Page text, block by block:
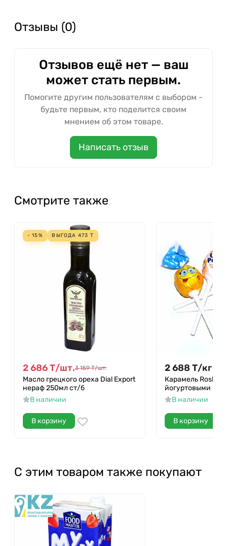
Отзывы (0)
Отзывов ещё нет — ваш
может стать первым.
Помогите другим пользователям с выбором -
будьте первым, кто поделится своим
мнением об этом товаре.
Написать отзыв
Смотрите также
- 15% ВЫГОДА 473 Т
2 686Т/шт.3 159 Т/шт.
Масло грецкого ореха Dial Export
нераф 250мл ст/б
В наличии
В корзину
2 688 Т/кг
Карамель Roshen
йогуртовыми
В наличии
В корзину
С этим товаром также покупают